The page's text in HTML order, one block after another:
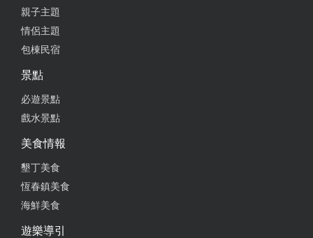
親子主題
情侶主題
包棟民宿
景點
必遊景點
戲水景點
美食情報
墾丁美食
恆春鎮美食
海鮮美食
遊樂導引